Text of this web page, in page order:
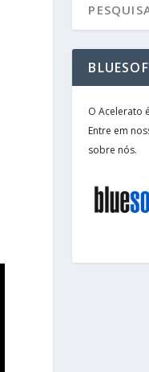
O Acelerato
Entre em
sobre nós.